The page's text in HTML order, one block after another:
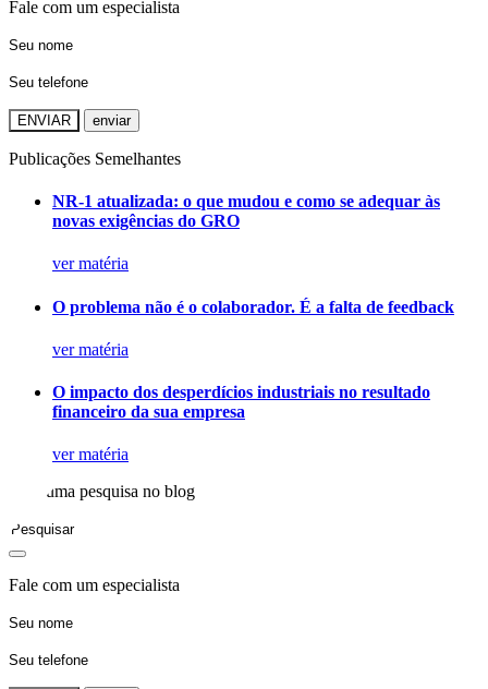
Fale com um especialista
ENVIAR
Publicações Semelhantes
NR-1 atualizada: o que mudou e como se adequar às
novas exigências do GRO
ver matéria
O problema não é o colaborador. É a falta de feedback
ver matéria
O impacto dos desperdícios industriais no resultado
financeiro da sua empresa
ver matéria
Faça uma pesquisa no blog
Fale com um especialista